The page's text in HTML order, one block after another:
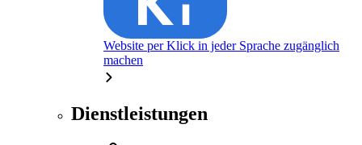
Website per Klick in jeder Sprache zugänglich
machen
Dienstleistungen